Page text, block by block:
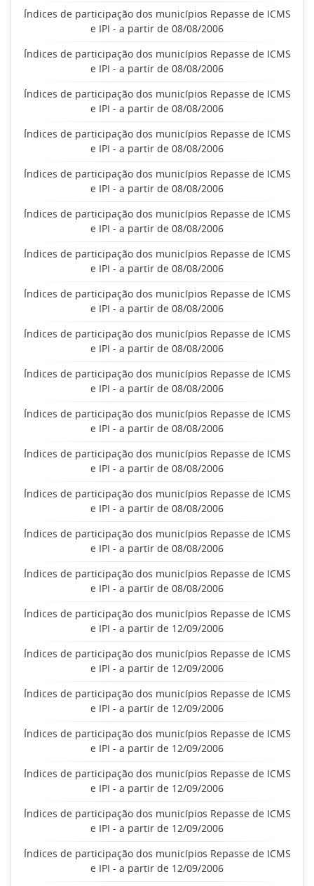
Índices de participação dos municípios Repasse de ICMS
e IPI - a partir de 08/08/2006
Índices de participação dos municípios Repasse de ICMS
e IPI - a partir de 08/08/2006
Índices de participação dos municípios Repasse de ICMS
e IPI - a partir de 08/08/2006
Índices de participação dos municípios Repasse de ICMS
e IPI - a partir de 08/08/2006
Índices de participação dos municípios Repasse de ICMS
e IPI - a partir de 08/08/2006
Índices de participação dos municípios Repasse de ICMS
e IPI - a partir de 08/08/2006
Índices de participação dos municípios Repasse de ICMS
e IPI - a partir de 08/08/2006
Índices de participação dos municípios Repasse de ICMS
e IPI - a partir de 08/08/2006
Índices de participação dos municípios Repasse de ICMS
e IPI - a partir de 08/08/2006
Índices de participação dos municípios Repasse de ICMS
e IPI - a partir de 08/08/2006
Índices de participação dos municípios Repasse de ICMS
e IPI - a partir de 08/08/2006
Índices de participação dos municípios Repasse de ICMS
e IPI - a partir de 08/08/2006
Índices de participação dos municípios Repasse de ICMS
e IPI - a partir de 08/08/2006
Índices de participação dos municípios Repasse de ICMS
e IPI - a partir de 08/08/2006
Índices de participação dos municípios Repasse de ICMS
e IPI - a partir de 08/08/2006
Índices de participação dos municípios Repasse de ICMS
e IPI - a partir de 12/09/2006
Índices de participação dos municípios Repasse de ICMS
e IPI - a partir de 12/09/2006
Índices de participação dos municípios Repasse de ICMS
e IPI - a partir de 12/09/2006
Índices de participação dos municípios Repasse de ICMS
e IPI - a partir de 12/09/2006
Índices de participação dos municípios Repasse de ICMS
e IPI - a partir de 12/09/2006
Índices de participação dos municípios Repasse de ICMS
e IPI - a partir de 12/09/2006
Índices de participação dos municípios Repasse de ICMS
e IPI - a partir de 12/09/2006